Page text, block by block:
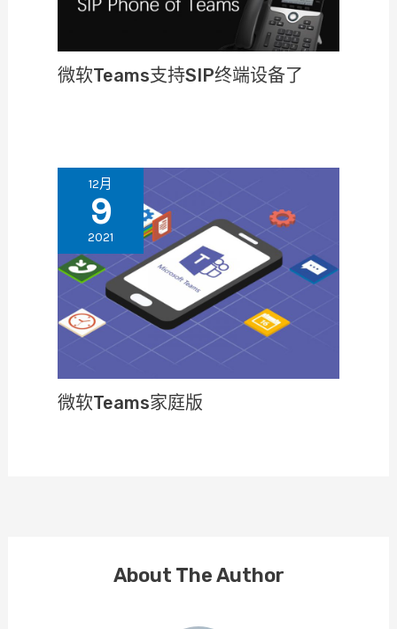
微软Teams支持SIP终端设备了
12月
9
2021
微软Teams家庭版
About The Author